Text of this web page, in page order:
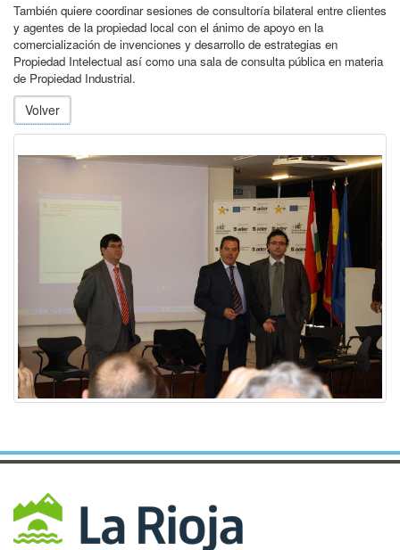
También quiere coordinar sesiones de consultoría bilateral entre clientes
y agentes de la propiedad local con el ánimo de apoyo en la
comercialización de invenciones y desarrollo de estrategias en
Propiedad Intelectual así como una sala de consulta pública en materia
de Propiedad Industrial.
Volver